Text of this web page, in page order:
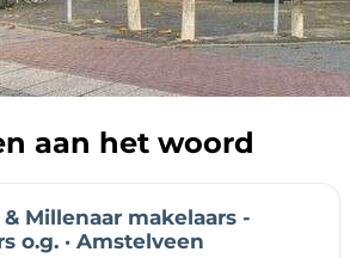
aan het woord